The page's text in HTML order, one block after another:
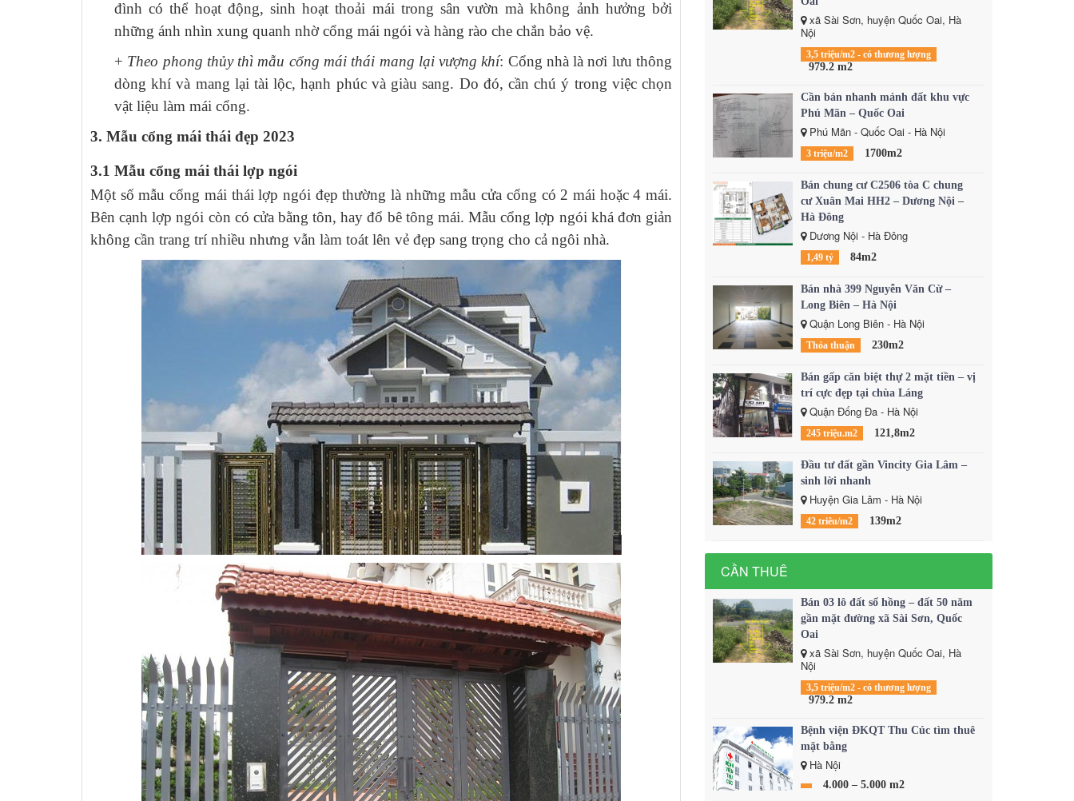
đình có thể hoạt động, sinh hoạt thoải mái trong sân vườn mà không ảnh hưởng bởi
những ánh nhìn xung quanh nhờ cổng mái ngói và hàng rào che chắn bảo vệ.
+ Theo phong thủy thì mẫu cổng mái thái mang lại vượng khí: Cổng nhà là nơi lưu thông
dòng khí và mang lại tài lộc, hạnh phúc và giàu sang. Do đó, cần chú ý trong việc chọn
vật liệu làm mái cổng.
3. Mẫu cổng mái thái đẹp 2023
3.1 Mẫu cổng mái thái lợp ngói
Một số mẫu cổng mái thái lợp ngói đẹp thường là những mẫu cửa cổng có 2 mái hoặc 4 mái.
Bên cạnh lợp ngói còn có cửa bằng tôn, hay đổ bê tông mái. Mẫu cổng lợp ngói khá đơn giản
không cần trang trí nhiều nhưng vẫn làm toát lên vẻ đẹp sang trọng cho cả ngôi nhà.
xã Sài Sơn, huyện Quốc Oai, Hà
Nội
3,5 triệu/m2 - có thương lượng
979.2 m2
Cần bán nhanh mảnh đất khu vực
Phú Mãn – Quốc Oai
Phú Mãn - Quốc Oai - Hà Nội
3 triệu/m2 1700m2
Bán chung cư C2506 tòa C chung
cư Xuân Mai HH2 – Dương Nội –
Hà Đông
Dương Nội - Hà Đông
1,49 tỷ 84m2
Bán nhà 399 Nguyễn Văn Cừ –
Long Biên – Hà Nội
Quận Long Biên - Hà Nội
Thỏa thuận 230m2
Bán gấp căn biệt thự 2 mặt tiền – vị
trí cực đẹp tại chùa Láng
Quận Đống Đa - Hà Nội
245 triệu.m2 121,8m2
Đầu tư đất gần Vincity Gia Lâm –
sinh lời nhanh
Huyện Gia Lâm - Hà Nội
42 triêu/m2 139m2
CẦN THUÊ
Bán 03 lô đất sổ hồng – đất 50 năm
gần mặt đường xã Sài Sơn, Quốc
Oai
xã Sài Sơn, huyện Quốc Oai, Hà
Nội
3,5 triệu/m2 - có thương lượng
979.2 m2
Bệnh viện ĐKQT Thu Cúc tìm thuê
mặt bằng
Hà Nội
4.000 – 5.000 m2